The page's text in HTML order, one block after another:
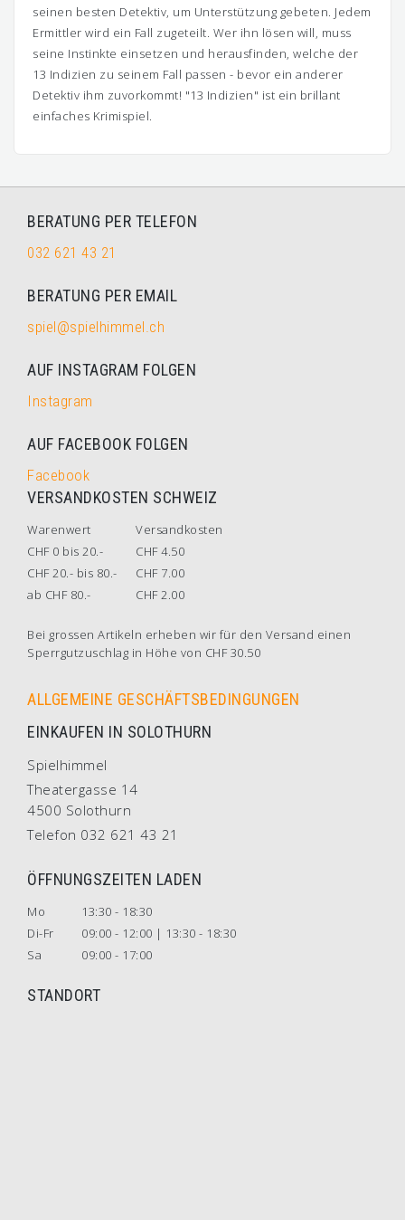
seinen besten Detektiv, um Unterstützung gebeten. Jedem
Ermittler wird ein Fall zugeteilt. Wer ihn lösen will, muss
seine Instinkte einsetzen und herausfinden, welche der
13 Indizien zu seinem Fall passen - bevor ein anderer
Detektiv ihm zuvorkommt! "13 Indizien" ist ein brillant
einfaches Krimispiel.
BERATUNG PER TELEFON
032 621 43 21
BERATUNG PER EMAIL
spiel@spielhimmel.ch
AUF INSTAGRAM FOLGEN
Instagram
AUF FACEBOOK FOLGEN
Facebook
VERSANDKOSTEN SCHWEIZ
Warenwert
Versandkosten
CHF 0 bis 20.-
CHF 4.50
CHF 20.- bis 80.-
CHF 7.00
ab CHF 80.-
CHF 2.00
Bei grossen Artikeln erheben wir für den Versand einen
Sperrgutzuschlag in Höhe von CHF 30.50
ALLGEMEINE GESCHÄFTSBEDINGUNGEN
EINKAUFEN IN SOLOTHURN
Spielhimmel
Theatergasse 14
4500 Solothurn
Telefon 032 621 43 21
ÖFFNUNGSZEITEN LADEN
Mo
13:30 - 18:30
Di-Fr
09:00 - 12:00 | 13:30 - 18:30
Sa
09:00 - 17:00
STANDORT